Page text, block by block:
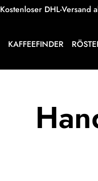
Kostenloser DHL-Versand
KAFFEEFINDER